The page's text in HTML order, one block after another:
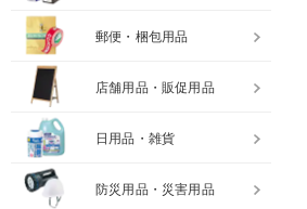
郵便・梱包用品
店舗用品・販促用品
日用品・雑貨
防災用品・災害用品